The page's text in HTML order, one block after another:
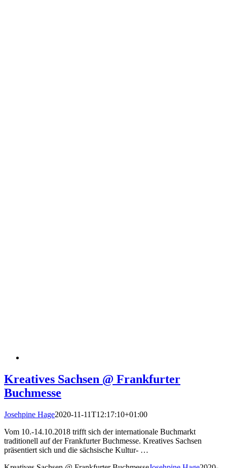
Kreatives Sachsen @ Frankfurter
Buchmesse
Josehpine Hage2020-11-11T12:17:10+01:00
Vom 10.-14.10.2018 trifft sich der internationale Buchmarkt
traditionell auf der Frankfurter Buchmesse. Kreatives Sachsen
präsentiert sich und die sächsische Kultur- …